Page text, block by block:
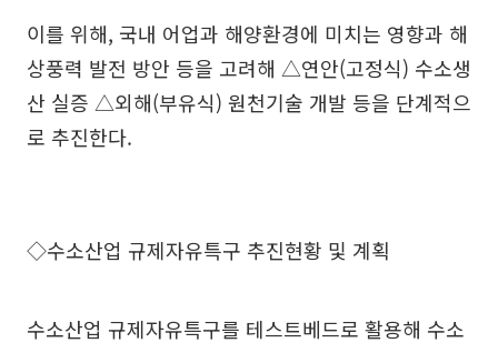
이를 위해, 국내 어업과 해양환경에 미치는 영향과 해
상풍력 발전 방안 등을 고려해 △연안(고정식) 수소생
산 실증 △외해(부유식) 원천기술 개발 등을 단계적으
로 추진한다.
◇수소산업 규제자유특구 추진현황 및 계획
수소산업 규제자유특구를 테스트베드로 활용해 수소